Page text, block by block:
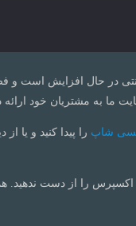
در حال افزایش است
به مشتریان خود ارائه
شاپ را پیدا کنید و یا
را از دست ندهید.